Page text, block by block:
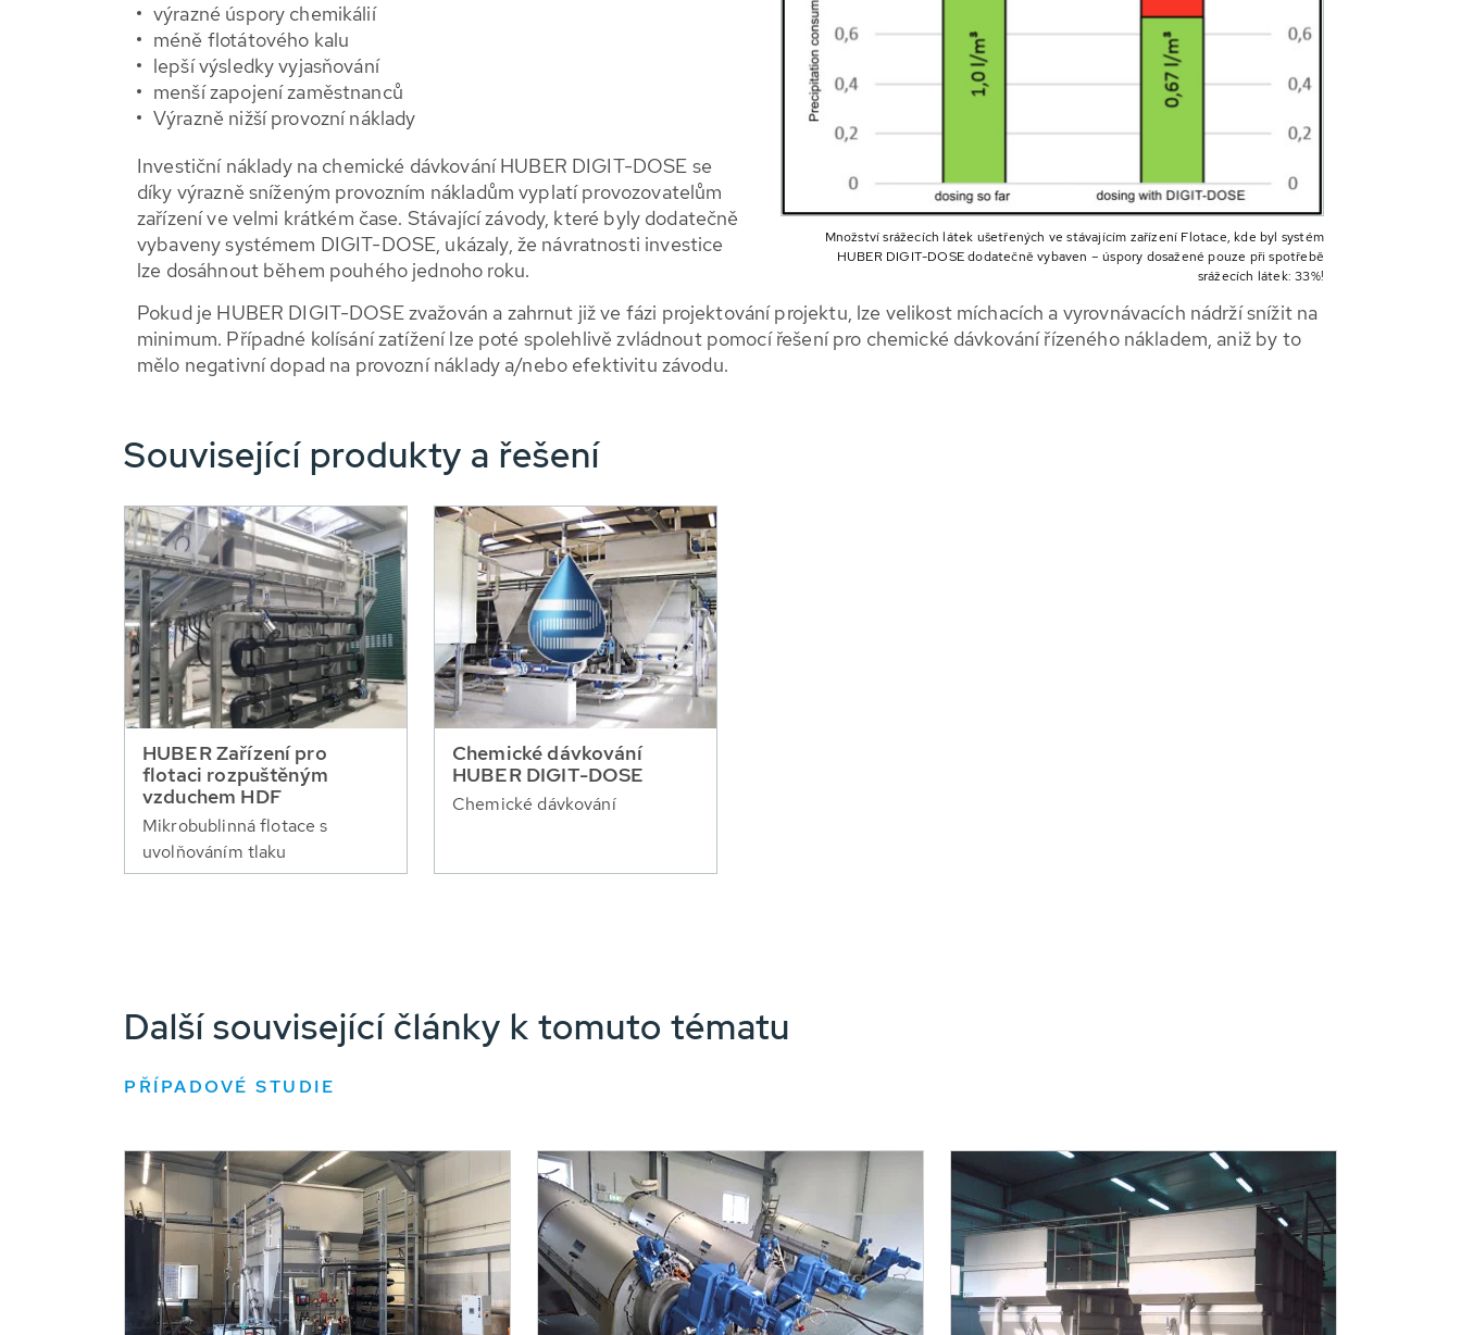
Množství srážecích látek ušetřených ve stávajícím zařízení Flotace, kde byl systém
HUBER DIGIT-DOSE dodatečně vybaven – úspory dosažené pouze při spotřebě
srážecích látek: 33%!
výrazné úspory chemikálií
méně flotátového kalu
lepší výsledky vyjasňování
menší zapojení zaměstnanců
Výrazně nižší provozní náklady
Investiční náklady na chemické dávkování HUBER DIGIT-DOSE se
díky výrazně sníženým provozním nákladům vyplatí provozovatelům
zařízení ve velmi krátkém čase. Stávající závody, které byly dodatečně
vybaveny systémem DIGIT-DOSE, ukázaly, že návratnosti investice
lze dosáhnout během pouhého jednoho roku.
Pokud je HUBER DIGIT-DOSE zvažován a zahrnut již ve fázi projektování projektu, lze velikost míchacích a vyrovnávacích nádrží snížit na
minimum. Případné kolísání zatížení lze poté spolehlivě zvládnout pomocí řešení pro chemické dávkování řízeného nákladem, aniž by to
mělo negativní dopad na provozní náklady a/nebo efektivitu závodu.
Související produkty a řešení
HUBER Zařízení pro
flotaci rozpuštěným
vzduchem HDF
Mikrobublinná flotace s
uvolňováním tlaku
Chemické dávkování
HUBER DIGIT-DOSE
Chemické dávkování
Další související články k tomuto tématu
PŘÍPADOVÉ STUDIE